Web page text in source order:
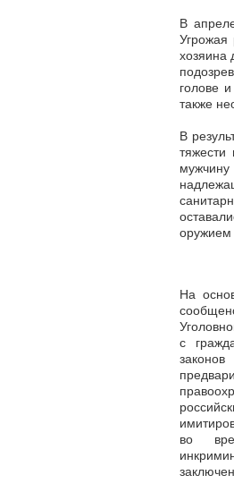
В
Угрожая
хозяина
голове
также
В
тяжести
оружием
На
с
во